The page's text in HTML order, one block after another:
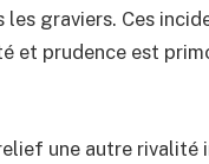
graviers. Ces
et prudence est
une autre rivalité